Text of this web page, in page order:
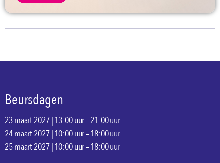
Beursdagen
23 maart 2027 | 13:00 uur – 21:00 uur
24 maart 2027 | 10:00 uur – 18:00 uur
25 maart 2027 | 10:00 uur – 18:00 uur